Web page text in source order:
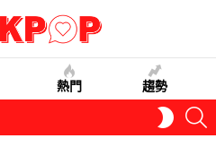
熱門 趨勢
SKIN